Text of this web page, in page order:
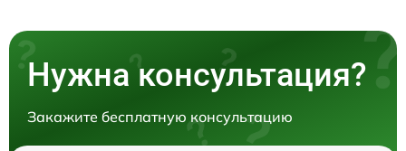
Нужна консультация?
Закажите бесплатную консультацию